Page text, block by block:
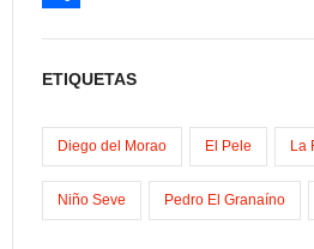
k
o
n
a
r
ETIQUETAS
Diego del Morao El Pele La
Niño Seve Pedro El Granaíno